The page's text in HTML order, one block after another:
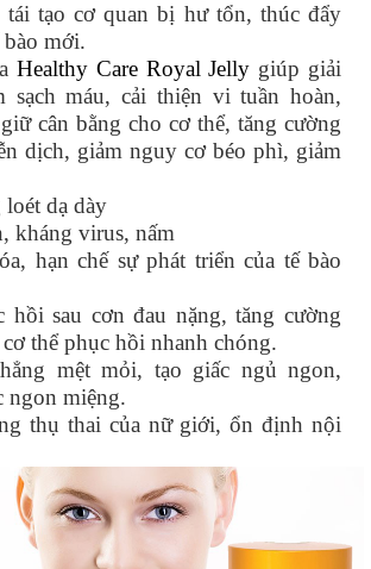
tái tạo cơ quan bị hư tổn, thúc đẩy
mới.
Healthy Care Royal Jelly giúp giải
sạch máu, cải thiện vi tuần hoàn,
cân bằng cho cơ thể, tăng cường
dịch, giảm nguy cơ béo phì, giảm
dạ dày
kháng virus, nấm
hạn chế sự phát triển của tế bào
sau cơn đau nặng, tăng cường
thể phục hồi nhanh chóng.
mệt mỏi, tạo giấc ngủ ngon,
ngon miệng.
thụ thai của nữ giới, ổn định nội